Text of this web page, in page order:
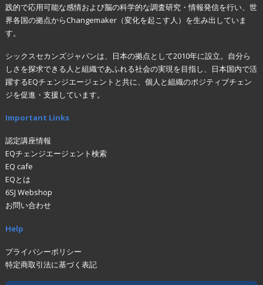
践的で応用可能な感情および脳の科学的な調査研究・情報発信を行い、世
界各国の拠点からChangemaker（変化を起こす人）を生み出していま
す。
シックスセカンズジャパンは、日本の拠点として2010年に設立。自分ら
しさを探求できる人と組織であふれる社会の実現を目指し、日本国内で活
躍するEQチェンジエージェントと共に、個人と組織のポジティブチェン
ジを促進・支援しています。
Important Links
認定講座情報
EQチェンジエージェント検索
EQ cafe
EQとは
6SJ Webshop
お問い合わせ
Help
プライバシーポリシー
特定商取引法に基づく表記